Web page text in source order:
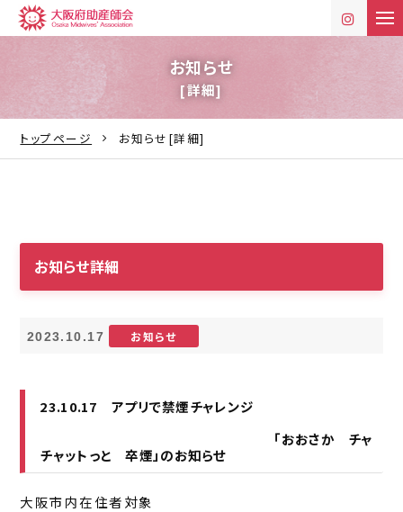
t
o
a
g
お知らせ
[詳細]
トップページ お知らせ[詳細]
お知らせ詳細
2023.10.17 お知らせ
23.10.17 アプリで禁煙チャレンジ
「おおさか チャ
チャットっと 卒煙」のお知らせ
大阪市内在住者対象